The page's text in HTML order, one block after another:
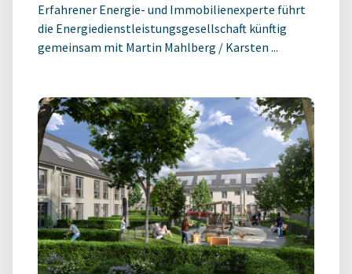
Erfahrener Energie- und Immobilienexperte führt
die Energiedienstleistungsgesellschaft künftig
gemeinsam mit Martin Mahlberg / Karsten ...